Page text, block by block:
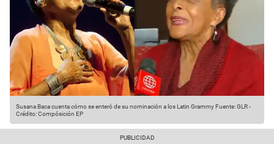
Susana Baca cuenta cómo se enteró de su nominación a los Latin GrammyFuente: GLR-
Crédito: Compósición EP